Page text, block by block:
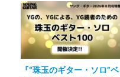
『“珠玉のギター・ソロ”ベ